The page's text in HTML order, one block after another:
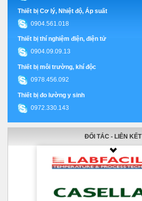
Thiết bị Cơ lý, Nhiệt độ, Áp suất
0904.561.018
Thiết bị thí nghiệm điện, điện tử
0904.09.09.13
Thiết bị môi trường, khí độc
0978.456.092
Thiết bị đo lường y sinh
0972.330.143
ĐỐI TÁC - LIÊN KẾT